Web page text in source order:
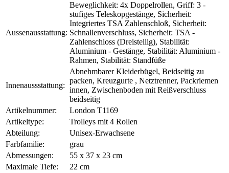
Aussenausstattung:
Beweglichkeit: 4x Doppelrollen, Griff: 3 -
stufiges Teleskopgestänge, Sicherheit:
Integriertes TSA Zahlenschloß, Sicherheit:
Schnallenverschluss, Sicherheit: TSA -
Zahlenschloss (Dreistellig), Stabilität:
Aluminium - Gestänge, Stabilität: Aluminium -
Rahmen, Stabilität: Standfüße
Innenaussstattung:
Abnehmbarer Kleiderbügel, Beidseitig zu
packen, Kreuzgurte , Netztrenner, Packriemen
innen, Zwischenboden mit Reißverschluss
beidseitig
Artikelnummer:
London T1169
Artikeltype:
Trolleys mit 4 Rollen
Abteilung:
Unisex-Erwachsene
Farbfamilie:
grau
Abmessungen:
55 x 37 x 23 cm
Maximale Tiefe:
22 cm